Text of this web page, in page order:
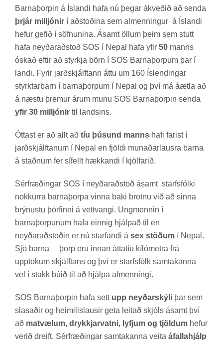
Barna­þorp­in á Ís­landi hafa nú þeg­ar ákveð­ið að senda
þrjár milljónir í að­stoð­ina sem al­menn­ing­ur á Ís­landi
hef­ur gef­ið í söfn­un­ina. Ásamt öll­um þeim sem stutt
hafa neyð­ar­að­stoð SOS í Nepal hafa yfir 50 manns
ósk­að eft­ir að styrkja börn í SOS Barna­þorp­um þar í
landi. Fyr­ir jarð­skjálft­ann áttu um 160 Ís­lend­ing­ar
styrkt­ar­barn í barna­þorp­um í Nepal og því má áætla að
á næstu þrem­ur árum munu SOS Barna­þorp­in senda
yfir 30 milljónir til lands­ins.
Ótt­ast er að allt að tíu þúsund manns hafi far­ist í
jarðskjálft­an­um í Nepal en fjöldi mun­að­ar­lausra barna
á staðn­um fer sí­fellt hækk­andi í kjöl­far­ið.
Sér­fræð­ing­ar SOS í neyð­ar­að­stoð ásamt starfs­fólki
nokk­urra barna­þorpa vinna baki brotnu við að sinna
brýn­ustu þörf­inni á vett­vangi. Ung­menn­in í
barna­þorp­un­um hafa einnig hjálp­að til en
neyð­ar­að­stoð­in er nú starf­andi á sex stöðum í Nepal.
Sjö barna
þorp eru inn­an átta­tíu kíló­metra frá
upp­tök­um skjálft­ans og því er starfs­fólk sam­tak­anna
vel í stakk búið til að hjálpa al­menn­ingi.
SOS Barna­þorp­in hafa sett upp neyðarskýli þar sem
slas­að­ir og heim­il­is­laus­ir geta leit­að skjóls ásamt því
að matvælum, drykkjarvatni, lyfjum og tjöldum hef­ur
ver­ið dreift. Sér­fræð­ing­ar sam­tak­anna veita áfallahjálp